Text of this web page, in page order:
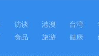
访谈 港澳 台湾
食品 旅游 健康